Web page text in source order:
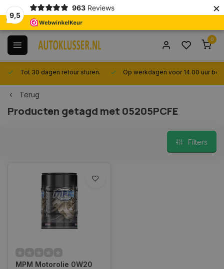
9,5
963 Reviews ×
0
Tot 30 dagen retour sturen. Op werkdagen voor 14.00 uur
Terug
Producten getagd met 05205PCFE
Filters
MPM Motorolie 0W20